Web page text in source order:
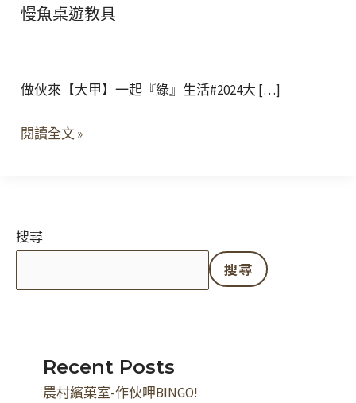
慢魚桌遊教具
做伙來【大甲】一起『綠』生活#2024大 […]
閱讀全文 »
搜尋
搜尋
Recent Posts
農村繽菓室-作伙呷BINGO!